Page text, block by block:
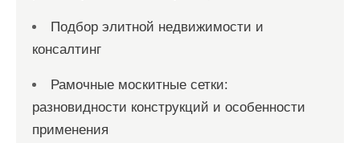
Подбор элитной недвижимости и
консалтинг
Рамочные москитные сетки:
разновидности конструкций и особенности
применения